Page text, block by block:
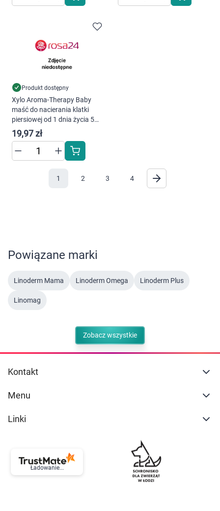
Produkt dostępny
Xylo Aroma-Therapy Baby
maść do nacierania klatki
piersiowej od 1 dnia życia 50
ml
19,97 zł
1 2 3 4
Powiązane marki
Linoderm Mama Linoderm Omega Linoderm Plus
Linomag
Zobacz wszystkie
Kontakt
Menu
Linki
Ładowanie...